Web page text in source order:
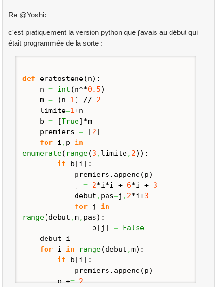
Re @Yoshi:
c'est pratiquement la version python que j'avais au début qui
était programmée de la sorte :
def eratostene(n) :
n= int (n**0.5)
m= (n-1 ) // 2
limite=1+n
b= [True] *m
premiers= [2]
for i , p in
enumerate( range(3 , limite, 2) ) :
if b [i ] :
premiers. append (p)
j= 2*i*i + 6*i + 3
debut , pas=j , 2*i+3
for j in
range(debut ,m, pas) :
b [ j ] = False
debut=i
for i in range(debut ,m) :
if b [i ] :
premiers. append (p)
p += 2